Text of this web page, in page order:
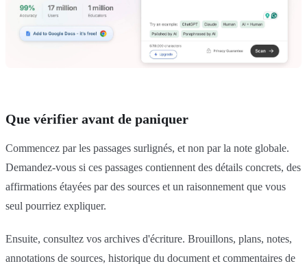
Que vérifier avant de paniquer
Commencez par les passages surlignés, et non par la note globale.
Demandez-vous si ces passages contiennent des détails concrets, des
affirmations étayées par des sources et un raisonnement que vous
seul pourriez expliquer.
Ensuite, consultez vos archives d'écriture. Brouillons, plans, notes,
annotations de sources, historique du document et commentaires de